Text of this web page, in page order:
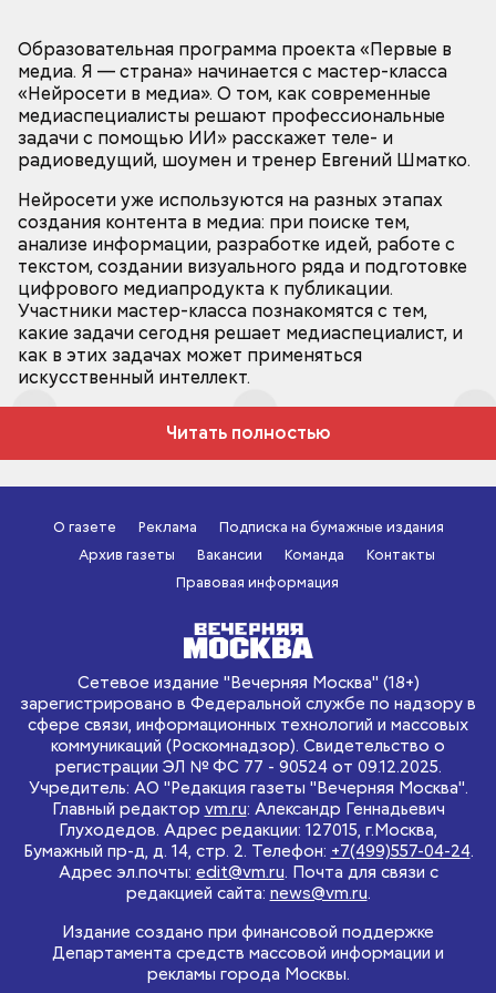
Образовательная программа проекта «Первые в
медиа. Я — страна» начинается с мастер-класса
«Нейросети в медиа». О том, как современные
медиаспециалисты решают профессиональные
задачи с помощью ИИ» расскажет теле- и
радиоведущий, шоумен и тренер Евгений Шматко.
Нейросети уже используются на разных этапах
создания контента в медиа: при поиске тем,
анализе информации, разработке идей, работе с
текстом, создании визуального ряда и подготовке
цифрового медиапродукта к публикации.
Участники мастер-класса познакомятся с тем,
какие задачи сегодня решает медиаспециалист, и
как в этих задачах может применяться
искусственный интеллект.
Читать полностью
О газете Реклама
Подписка на бумажные издания
Архив газеты
Вакансии Команда
Контакты
Правовая информация
Сетевое издание "Вечерняя Москва" (18+)
зарегистрировано в Федеральной службе по надзору в
сфере связи, информационных технологий и массовых
коммуникаций (Роскомнадзор). Свидетельство о
регистрации ЭЛ № ФС 77 - 90524 от 09.12.2025.
Учредитель: АО "Редакция газеты "Вечерняя Москва".
Главный редактор vm.ru: Александр Геннадьевич
Глуходедов. Адрес редакции: 127015, г.Москва,
Бумажный пр-д, д. 14, стр. 2. Телефон: +7(499)557-04-24.
Адрес эл.почты: edit@vm.ru. Почта для связи с
редакцией сайта: news@vm.ru.
Издание создано при финансовой поддержке
Департамента средств массовой информации и
рекламы города Москвы.